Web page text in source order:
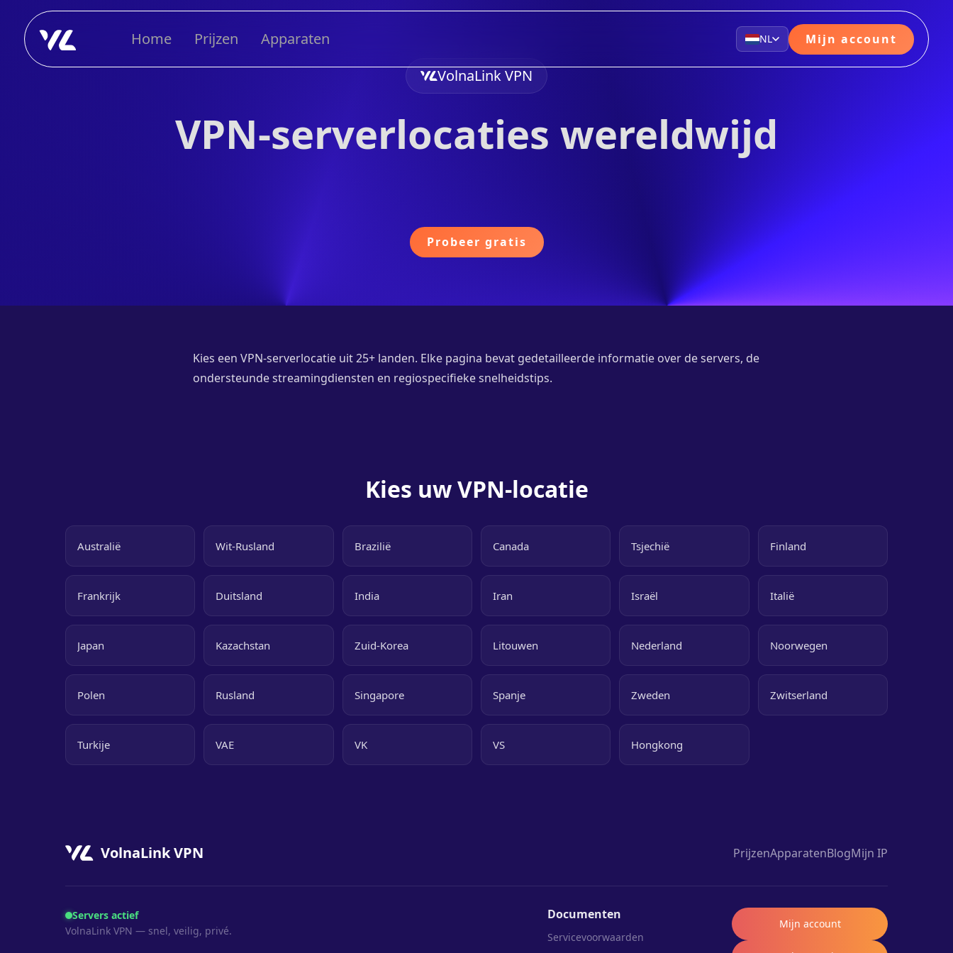
Home Prijzen Apparaten NL Mijn account
VolnaLink VPN
VPN-serverlocaties wereldwijd
Probeer gratis
Kies een VPN-serverlocatie uit 25+ landen. Elke pagina bevat gedetailleerde informatie over de servers, de
ondersteunde streamingdiensten en regiospecifieke snelheidstips.
Kies uw VPN-locatie
Australië Wit-Rusland Brazilië Canada Tsjechië Finland
Frankrijk Duitsland India Iran Israël Italië
Japan Kazachstan Zuid-Korea Litouwen Nederland Noorwegen
Polen Rusland Singapore Spanje Zweden Zwitserland
Turkije VAE VK VS Hongkong
VolnaLink VPN PrijzenApparatenBlogMijn IP
Servers actief
VolnaLink VPN — snel, veilig, privé.
Documenten
Servicevoorwaarden
Mijn account